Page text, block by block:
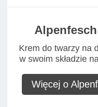
Krem do twarzy na
w swoim składzie
Więcej o